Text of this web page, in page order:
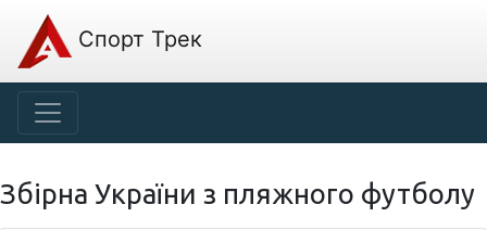
Спорт Трек
Збірна України з пляжного футболу